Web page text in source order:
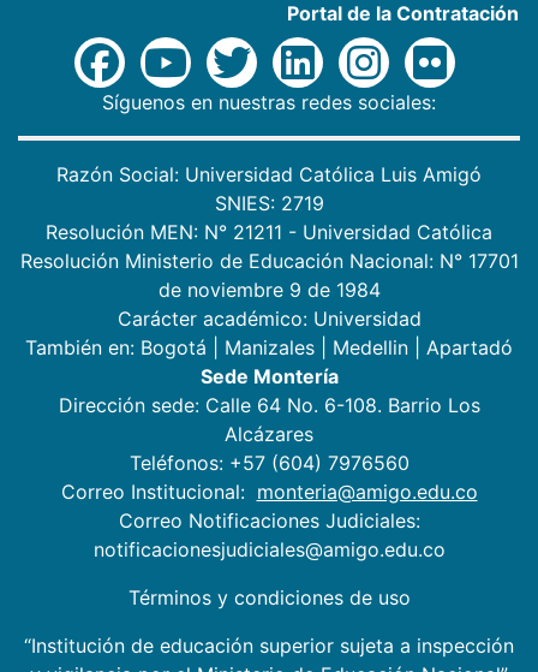
Portal de la Contratación
Síguenos en nuestras redes sociales:
Razón Social: Universidad Católica Luis Amigó
SNIES: 2719
Resolución MEN: N° 21211 - Universidad Católica
Resolución Ministerio de Educación Nacional: N° 17701
de noviembre 9 de 1984
Carácter académico: Universidad
También en: Bogotá Manizales Medellin
Apartadó
Sede Montería
Dirección sede: Calle 64 No. 6-108. Barrio Los
Alcázares
Teléfonos: +57 (604) 7976560
Correo Institucional: monteria@amigo.edu.co
Correo Notificaciones Judiciales:
notificacionesjudiciales@amigo.edu.co
Términos y condiciones de uso
“Institución de educación superior sujeta a inspección